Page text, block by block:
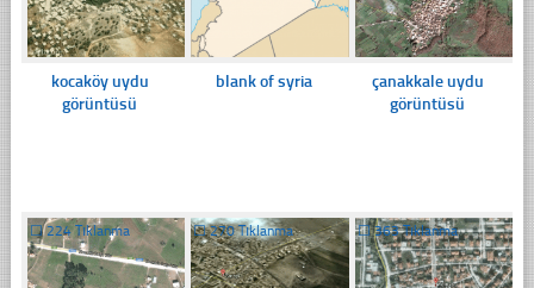
kocaköy uydu
görüntüsü
blank of syria
çanakkale uydu
görüntüsü
☐224 Tıklanma ☐270 Tıklanma ☐363 Tıklanma